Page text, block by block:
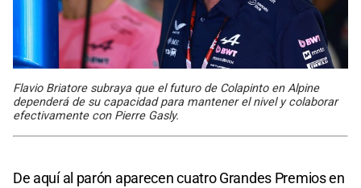
Flavio Briatore subraya que el futuro de Colapinto en Alpine
dependerá de su capacidad para mantener el nivel y colaborar
efectivamente con Pierre Gasly.
De aquí al parón aparecen cuatro Grandes Premios en